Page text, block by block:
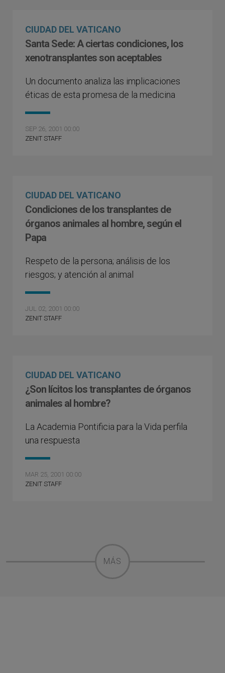
CIUDAD DEL VATICANO
Santa Sede: A ciertas condiciones, los
xenotransplantes son aceptables
Un documento analiza las implicaciones
éticas de esta promesa de la medicina
SEP 26, 2001 00:00
ZENIT STAFF
CIUDAD DEL VATICANO
Condiciones de los transplantes de
órganos animales al hombre, según el
Papa
Respeto de la persona; análisis de los
riesgos; y atención al animal
JUL 02, 2001 00:00
ZENIT STAFF
CIUDAD DEL VATICANO
¿Son lícitos los transplantes de órganos
animales al hombre?
La Academia Pontificia para la Vida perfila
una respuesta
MAR 25, 2001 00:00
ZENIT STAFF
MÁS